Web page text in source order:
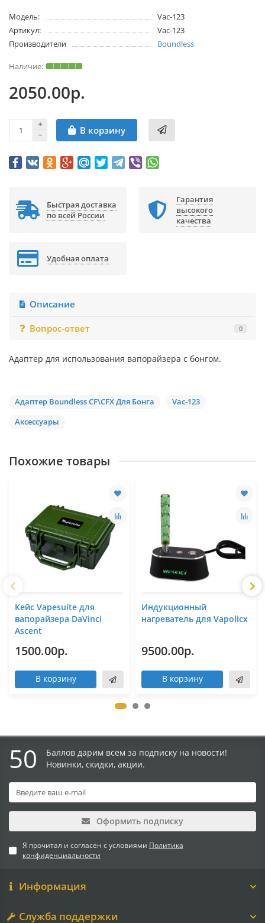
Модель:
Vac-123
Артикул:
Vac-123
Производители
Boundless
2050.00р.
В корзину
Быстрая доставка
по всей России
Гарантия
высокого
качества
Удобная оплата
Описание
Вопрос-ответ
0
Адаптер для использования вапорайзера с бонгом.
Адаптер Boundless CF\CFX Для Бонга
Vac-123
Аксессуары
Похожие товары
Кейс Vapesuite для
вапорайзера DaVinci
Ascent
1500.00р.
В корзину
Индукционный
нагреватель для Vapolicx
9500.00р.
В корзину
50
Баллов дарим всем за подписку на новости!
Новинки, скидки, акции.
Оформить подписку
Я прочитал и согласен с условиями Политика
конфиденциальности
Информация
Служба поддержки